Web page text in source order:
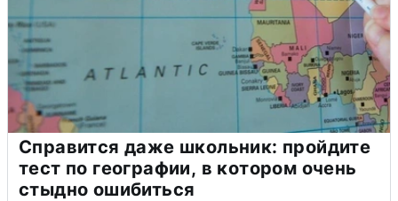
Справится даже школьник: пройдите
тест по географии, в котором очень
стыдно ошибиться